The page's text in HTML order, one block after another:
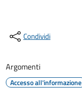
Condividi
Argomenti
Accesso all'informazione